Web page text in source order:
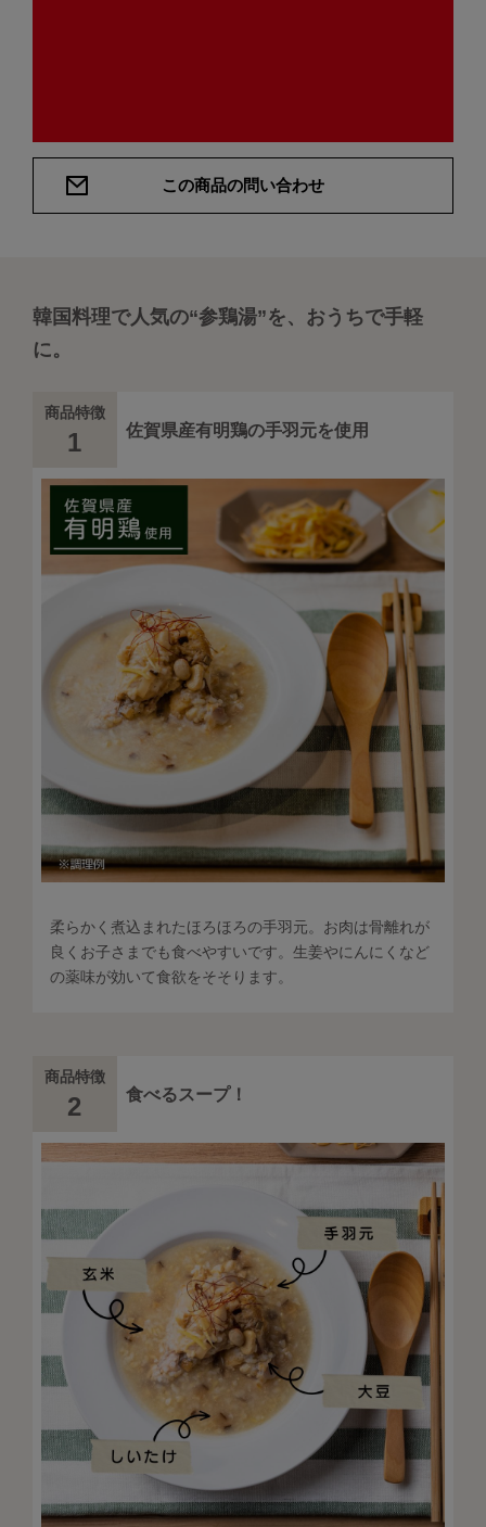
この商品の問い合わせ
韓国料理で人気の“参鶏湯”を、おうちで手軽
に。
商品特徴
1 佐賀県産有明鶏の手羽元を使用
柔らかく煮込まれたほろほろの手羽元。お肉は骨離れが
良くお子さまでも食べやすいです。生姜やにんにくなど
の薬味が効いて食欲をそそります。
商品特徴
2 食べるスープ！